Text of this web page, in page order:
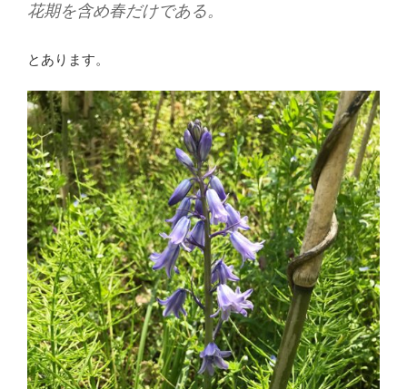
花期を含め春だけである。
とあります。